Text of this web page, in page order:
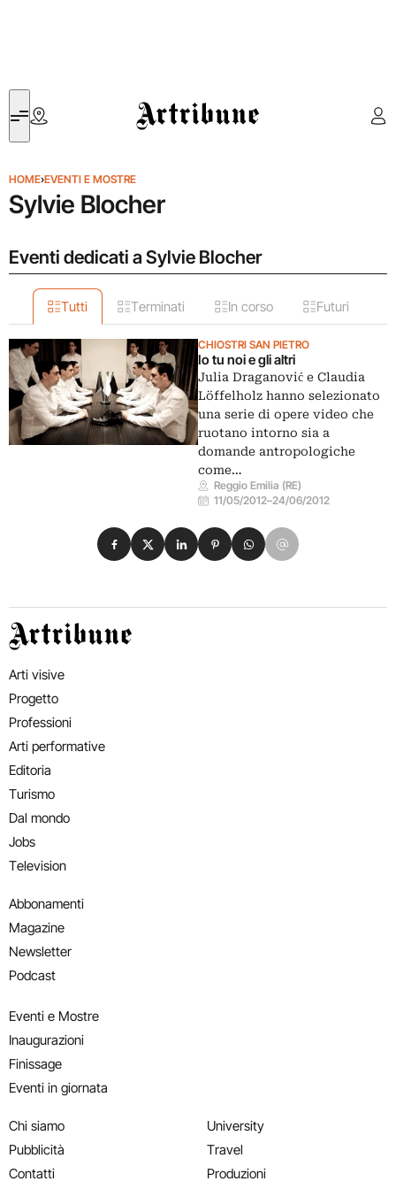
Artribune
HOME›EVENTI E MOSTRE
Sylvie Blocher
Eventi dedicati a Sylvie Blocher
Tutti Terminati In corso Futuri
CHIOSTRI SAN PIETRO
Io tu noi e gli altri
Julia Draganović e Claudia
Löffelholz hanno selezionato
una serie di opere video che
ruotano intorno sia a
domande antropologiche
come…
Reggio Emilia (RE)
11/05/2012–24/06/2012
Condividi su Facebook
Condividi su X
Condividi su LinkedIn
Condividi su Pinterest
Condividi su WhatsApp
Condividi su Email
Artribune
Arti visive
Progetto
Professioni
Arti performative
Editoria
Turismo
Dal mondo
Jobs
Television
Abbonamenti
Magazine
Newsletter
Podcast
Eventi e Mostre
Inaugurazioni
Finissage
Eventi in giornata
Chi siamo
Pubblicità
Contatti
University
Travel
Produzioni